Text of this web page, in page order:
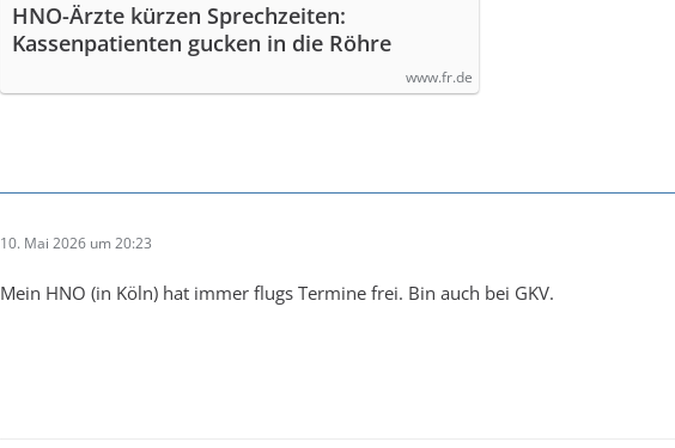
HNO-Ärzte kürzen Sprechzeiten:
Kassenpatienten gucken in die Röhre
www.fr.de
10. Mai 2026 um 20:23
Mein HNO (in Köln) hat immer flugs Termine frei. Bin auch bei GKV.